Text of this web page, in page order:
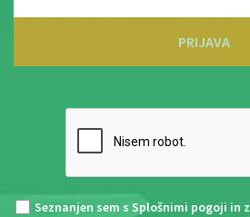
PRIJAVA
Seznanjen sem s Splošnimi pogoji in z